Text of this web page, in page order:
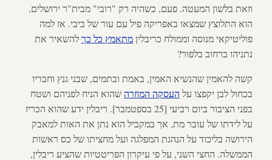
וזאת בלשון המעטה. פעם, כשהיה רק "רובי" מבית"ר ירושלים,
הוא התלוצץ שמצאו באפריקה פיל עם עור של ביבי. אז למה
פוליטיקאי מנוסה וממולח כריבליןמתאמץ כל כךלהשאיר את
נתניהו ברחוב בלפור?
קשה להאמין שהנשיא האמין, באמת ובתמים, שבני גנץ וחבריו
בכחול לבן יקפצו על העסקה המוזרהשהוא הניח לפניהם ושטח
בפני הציבור ביום רביעי [25 בספטמבר]. ריבלין ידע שהוא הכריז
על לידתו של עובר מת, אך במקביל הוא נתן את האות למאבק
הירושה בליכוד על הנהגת המפלגה ועל מחציתו של כס ראשות
הממשלה. החצי השני, על פי עיקרון הפריטטיות שהציע ריבלין,